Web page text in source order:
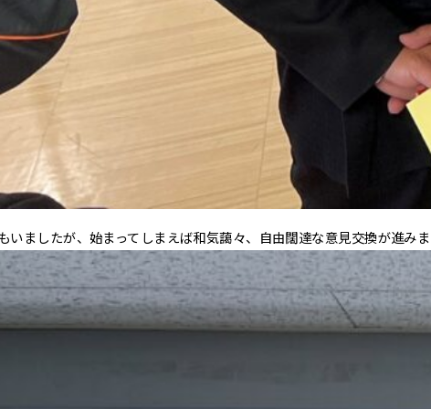
いましたが、始まってしまえば和気藹々、自由闊達な意見交換が進み